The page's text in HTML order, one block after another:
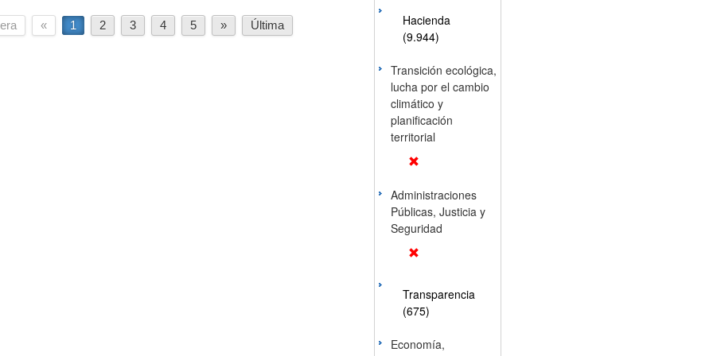
« 1 2 3 4 5 » Última
Hacienda
(9.944)
Transición ecológica,
lucha por el cambio
climático y
planificación
territorial
Administraciones
Públicas, Justicia y
Seguridad
Transparencia
(675)
Economía,